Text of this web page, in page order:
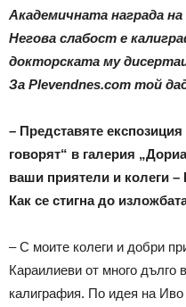
Академичната награда
Негова слабост е
докторската му
За Plevendnes.com той
– Представяте
говорят“ в галерия
ваши приятели и колеги
Как се стигна до
– С моите колеги и добри
Караилиеви от много дълго
калиграфия. По идея на